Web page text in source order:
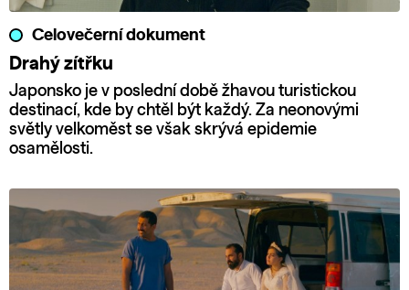
Celovečerní dokument
Drahý zítřku
Japonsko je v poslední době žhavou turistickou
destinací, kde by chtěl být každý. Za neonovými
světly velkoměst se však skrývá epidemie
osamělosti.